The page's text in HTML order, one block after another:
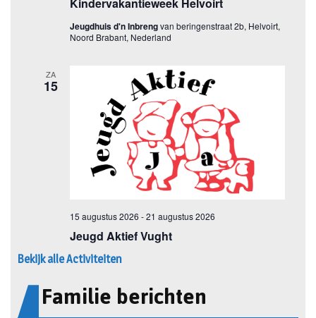
Bekijk alle Activiteiten
Familie berichten